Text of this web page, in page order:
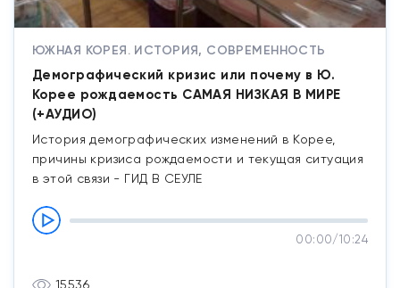
ЮЖНАЯ КОРЕЯ. ИСТОРИЯ, СОВРЕМЕННОСТЬ
Демографический кризис или почему в Ю.
Корее рождаемость САМАЯ НИЗКАЯ В МИРЕ
(+АУДИО)
История демографических изменений в Корее,
причины кризиса рождаемости и текущая ситуация
в этой связи - ГИД В СЕУЛЕ
00:00/10:24
15536